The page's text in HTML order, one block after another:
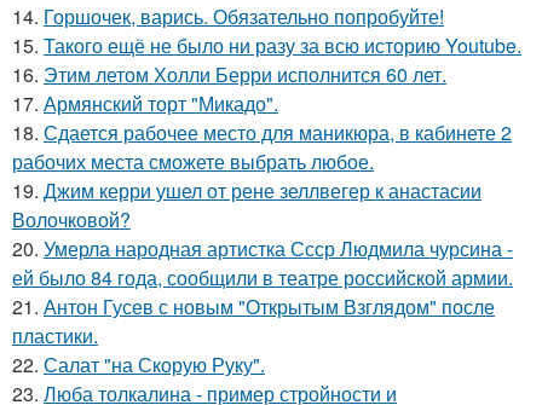
14. Горшочек, варись. Обязательно попробуйте!
15. Такого ещё не было ни разу за всю историю Youtube.
16. Этим летом Холли Берри исполнится 60 лет.
17. Армянский торт "Микадо".
18. Сдается рабочее место для маникюра, в кабинете 2
рабочих места сможете выбрать любое.
19. Джим керри ушел от рене зеллвегер к анастасии
Волочковой?
20. Умерла народная артистка Ссср Людмила чурсина -
ей было 84 года, сообщили в театре российской армии.
21. Антон Гусев с новым "Открытым Взглядом" после
пластики.
22. Салат "на Скорую Руку".
23. Люба толкалина - пример стройности и